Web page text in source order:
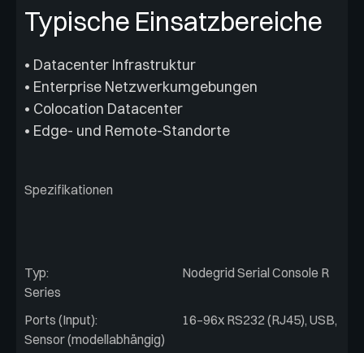
Typische Einsatzbereiche
• Datacenter Infrastruktur
• Enterprise Netzwerkumgebungen
• Colocation Datacenter
• Edge- und Remote-Standorte
Spezifikationen
Typ:
Nodegrid Serial Console R
Series
Ports (Input):
16–96x RS232 (RJ45), USB,
Sensor (modellabhängig)